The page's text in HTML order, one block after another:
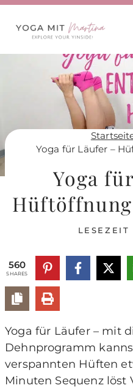
Zum
Inhalt
springen
Yoga für Läufer –
Yoga
LESEZEIT
560
SHARES
Yoga für Läufer – mit
Dehnprogramm
verspannten Hüften
Minuten Sequenz löst